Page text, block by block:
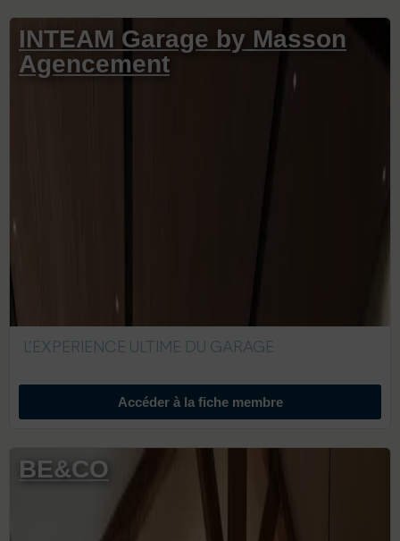
INTEAM Garage by Masson
Agencement
L’EXPERIENCE ULTIME DU GARAGE
Accéder à la fiche membre
BE&CO